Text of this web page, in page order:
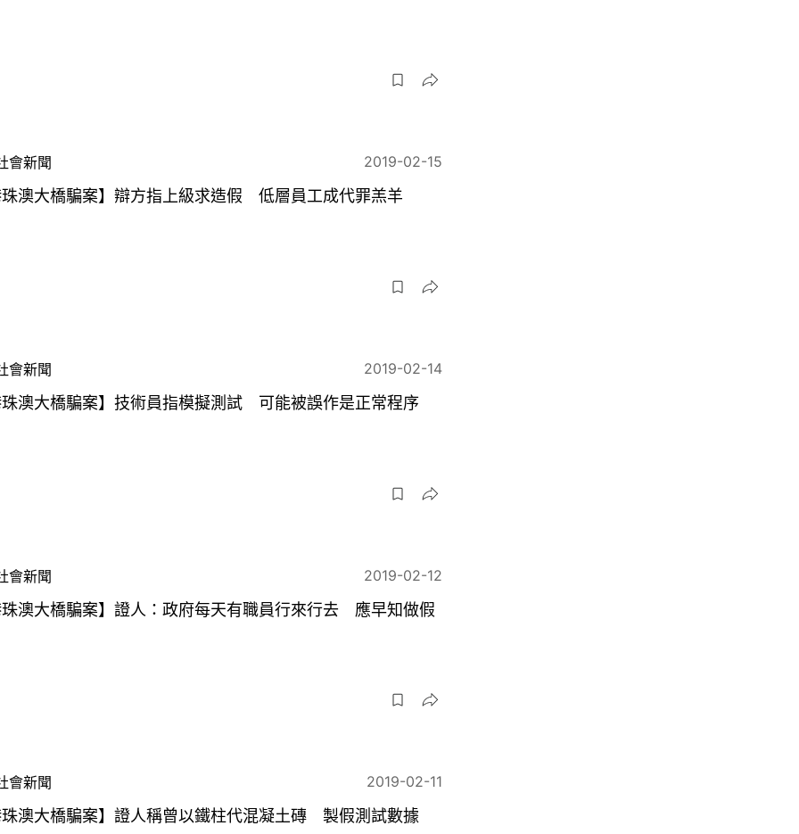
會新聞 2019-02-15
澳大橋騙案】辯方指上級求造假 低層員工成代罪羔羊
會新聞 2019-02-14
澳大橋騙案】技術員指模擬測試 可能被誤作是正常程序
會新聞 2019-02-12
澳大橋騙案】證人：政府每天有職員行來行去 應早知做假
會新聞 2019-02-11
澳大橋騙案】證人稱曾以鐵柱代混凝土磚 製假測試數據